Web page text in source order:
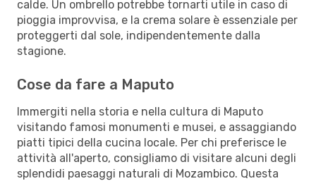
calde. Un ombrello potrebbe tornarti utile in caso di
pioggia improvvisa, e la crema solare è essenziale per
proteggerti dal sole, indipendentemente dalla
stagione.
Cose da fare a Maputo
Immergiti nella storia e nella cultura di Maputo
visitando famosi monumenti e musei, e assaggiando
piatti tipici della cucina locale. Per chi preferisce le
attività all'aperto, consigliamo di visitare alcuni degli
splendidi paesaggi naturali di Mozambico. Questa